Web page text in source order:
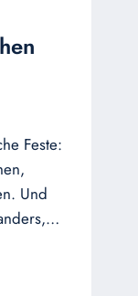
Feste:
Und